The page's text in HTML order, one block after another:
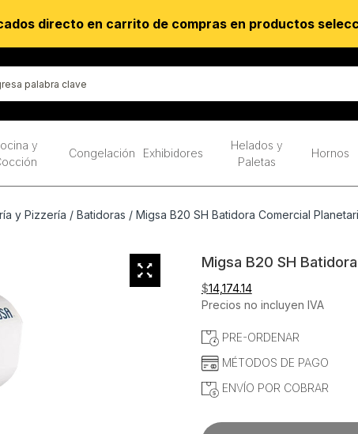
y
Congelación Exhibidores
Helados y
Paletas
Hornos
y Pizzería / Batidoras / Migsa B20 SH Batidora Comercial
Migsa B20 SH
$14,174.14
Precios no incluyen IVA
PRE-ORDENAR
MÉTODOS DE PAGO
ENVÍO POR COBRAR
directo en carrito de compras en productos